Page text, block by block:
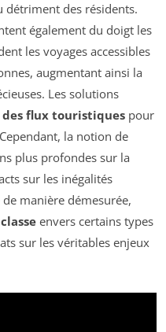
détriment des résidents.
également du doigt les
les voyages accessibles
augmentant ainsi la
Les solutions
flux touristiques pour
la notion de
plus profondes sur la
sur les inégalités
manière démesurée,
envers certains types
sur les véritables enjeux